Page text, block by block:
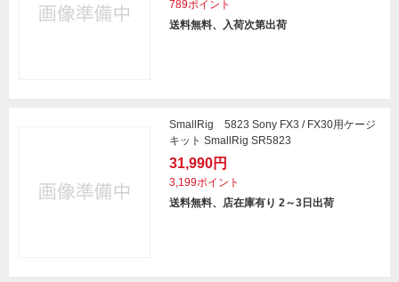
789ポイント
送料無料、入荷次第出荷
SmallRig 5823 Sony FX3 / FX30用ケージ
キット SmallRig SR5823
31,990円
3,199ポイント
送料無料、店在庫有り 2～3日出荷